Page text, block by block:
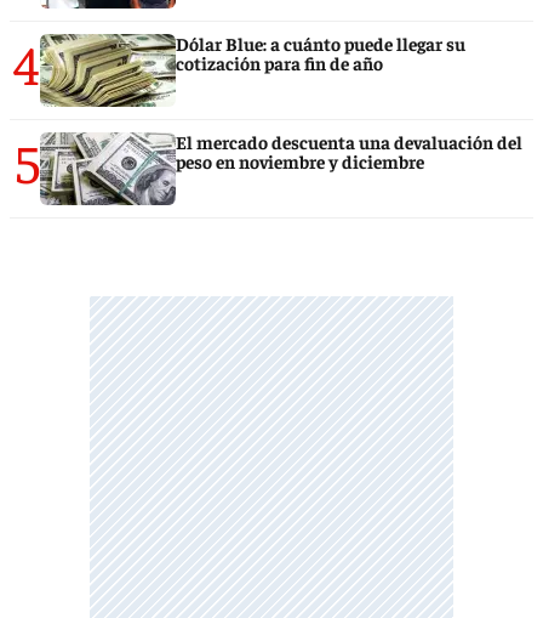
4
Dólar Blue: a cuánto puede llegar su
cotización para fin de año
5
El mercado descuenta una devaluación del
peso en noviembre y diciembre